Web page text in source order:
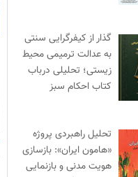
گذار از کیفرگرایی سنتی
به عدالت ترمیمی محیط‌
زیستی؛ تحلیلی درباب
کتاب احکام سبز
تحلیل راهبردی پروژه
«هامون ایران»: بازسازی
هویت مدنی و بازنمایی